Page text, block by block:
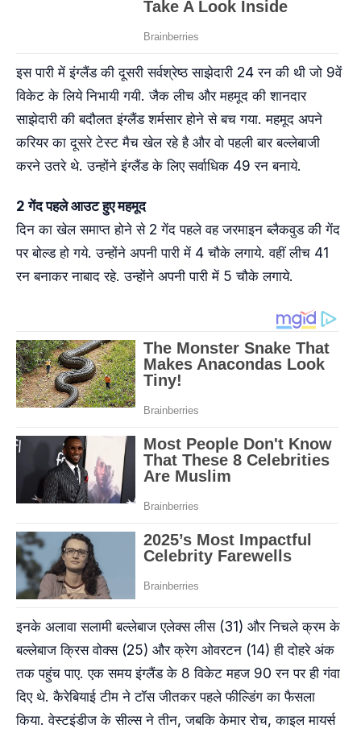
इस पारी में इंग्‍लैंड की दूसरी सर्वश्रेष्ठ साझेदारी 24 रन की थी जो 9वें
विकेट के लिये निभायी गयी. जैक लीच और महमूद की शानदार
साझेदारी की बदौलत इंग्लैंड शर्मसार होने से बच गया. महमूद अपने
करियर का दूसरे टेस्ट मैच खेल रहे है और वो पहली बार बल्लेबाजी
करने उतरे थे. उन्‍होंने इंग्‍लैंड के लिए सर्वाधिक 49 रन बनाये.
2 गेंद पहले आउट हुए महमूद
दिन का खेल समाप्‍त होने से 2 गेंद पहले वह जरमाइन ब्लैकवुड की गेंद
पर बोल्ड हो गये. उन्‍होंने अपनी पारी में 4 चौके लगाये. वहीं लीच 41
रन बनाकर नाबाद रहे. उन्होंने अपनी पारी में 5 चौके लगाये.
इनके अलावा सलामी बल्लेबाज एलेक्स लीस (31) और निचले क्रम के
बल्लेबाज क्रिस वोक्स (25) और क्रेग ओवरटन (14) ही दोहरे अंक
तक पहुंच पाए. एक समय इंग्लैंड के 8 विकेट महज 90 रन पर ही गंवा
दिए थे. कैरेबियाई टीम ने टॉस जीतकर पहले फील्डिंग का फैसला
किया. वेस्‍टइंडीज के सील्स ने तीन, जबकि केमार रोच, काइल मायर्स